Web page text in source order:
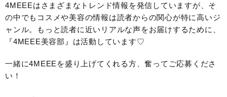
4MEEEはさまざまなトレンド情報を発信していますが、そ
の中でもコスメや美容の情報は読者からの関心が特に高いジ
ャンル。もっと読者に近いリアルな声をお届けするために、
『4MEEE美容部』は活動しています♡
一緒に4MEEEを盛り上げてくれる方、奮ってご応募くださ
い！